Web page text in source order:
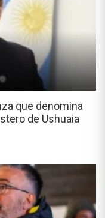
que denomina
de Ushuaia